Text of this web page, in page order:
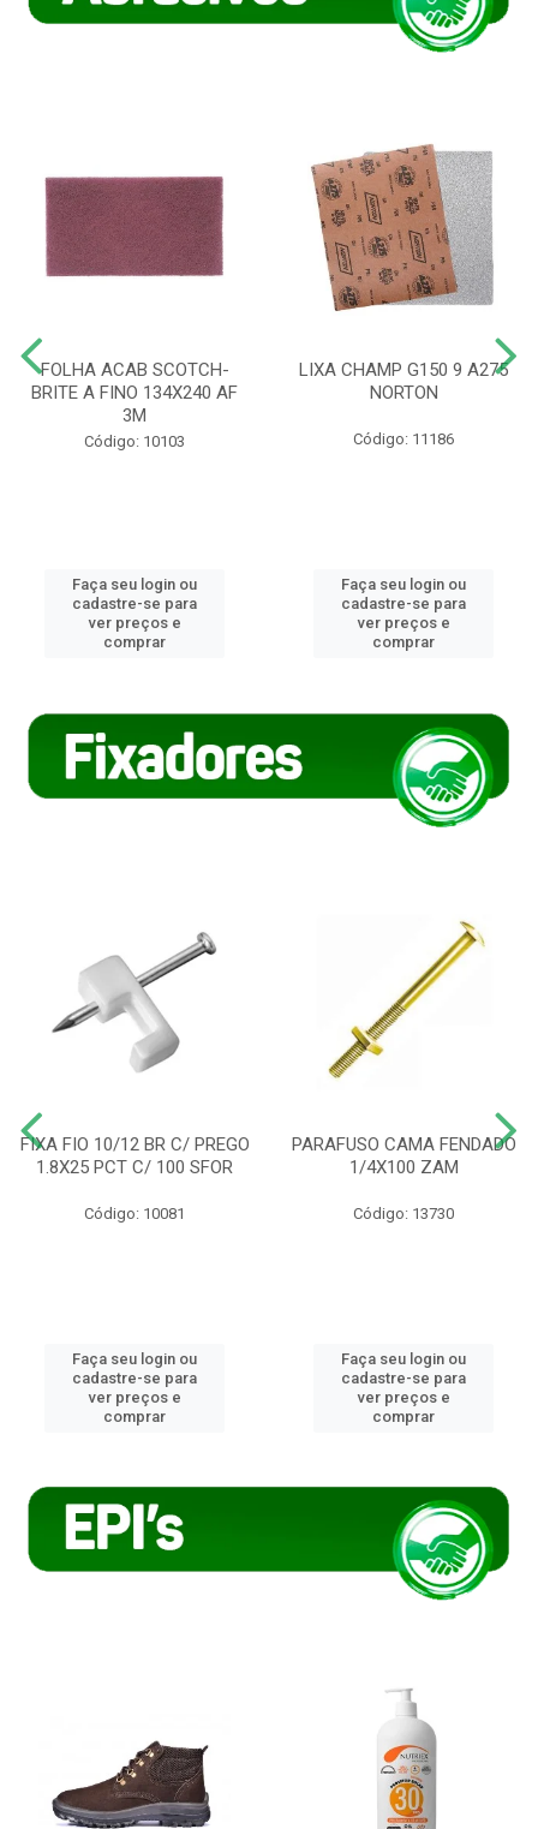
FOLHA ACAB SCOTCH-
BRITE A FINO 134X240 AF
3M
Código: 10103
Faça seu login ou
cadastre-se para
ver preços e
comprar
LIXA CHAMP G150 9 A275
NORTON
Código: 11186
Faça seu login ou
cadastre-se para
ver preços e
comprar
FIXA FIO 10/12 BR C/ PREGO
1.8X25 PCT C/ 100 SFOR
Código: 10081
Faça seu login ou
cadastre-se para
ver preços e
comprar
PARAFUSO CAMA FENDADO
1/4X100 ZAM
Código: 13730
Faça seu login ou
cadastre-se para
ver preços e
comprar